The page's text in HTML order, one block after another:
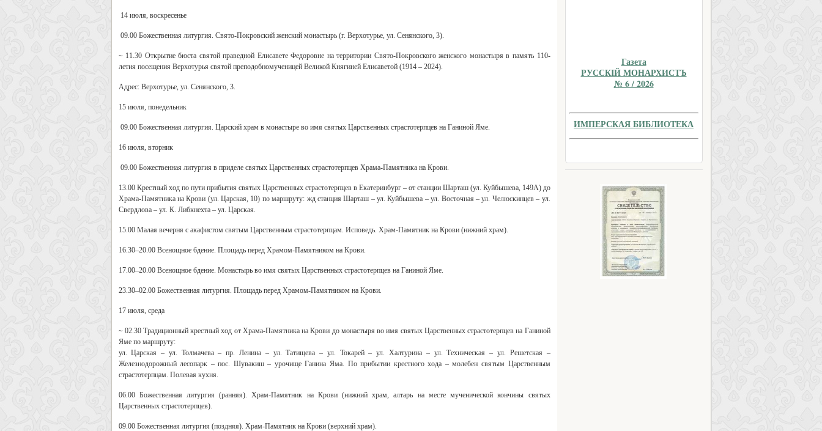
14 июля, воскресенье
09.00 Божественная литургия. Свято-Покровский женский монастырь (г. Верхотурье, ул. Сенянского, 3).
~ 11.30 Открытие бюста святой праведной Елисавете Федоровне на территории Свято-Покровского женского монастыря в память 110-
летия посещения Верхотурья святой преподобномученицей Великой Княгиней Елисаветой (1914 – 2024).
Адрес: Верхотурье, ул. Сенянского, 3.
15 июля, понедельник
09.00 Божественная литургия. Царский храм в монастыре во имя святых Царственных страстотерпцев на Ганиной Яме.
16 июля, вторник
09.00 Божественная литургия в приделе святых Царственных страстотерпцев Храма-Памятника на Крови.
13.00 Крестный ход по пути прибытия святых Царственных страстотерпцев в Екатеринбург – от станции Шарташ (ул. Куйбышева, 149А) до
Храма-Памятника на Крови (ул. Царская, 10) по маршруту: жд станция Шарташ – ул. Куйбышева – ул. Восточная – ул. Челюскинцев – ул.
Свердлова – ул. К. Либкнехта – ул. Царская.
15.00Малая вечерня с акафистом святым Царственным страстотерпцам. Исповедь. Храм-Памятник на Крови (нижний храм).
16.30–20.00Всенощное бдение. Площадь перед Храмом-Памятником на Крови.
17.00–20.00 Всенощное бдение. Монастырь во имя святых Царственных страстотерпцев на Ганиной Яме.
23.30–02.00 Божественная литургия. Площадь перед Храмом-Памятником на Крови.
17 июля, среда
~ 02.30Традиционный крестный ход от Храма-Памятника на Крови до монастыря во имя святых Царственных страстотерпцев на Ганиной
Яме по маршруту:
ул. Царская – ул. Толмачева – пр. Ленина – ул. Татищева – ул. Токарей – ул. Халтурина – ул. Техническая – ул. Решетская –
Железнодорожный лесопарк – пос. Шувакиш – урочище Ганина Яма. По прибытии крестного хода – молебен святым Царственным
страстотерпцам. Полевая кухня.
06.00 Божественная литургия (ранняя). Храм-Памятник на Крови (нижний храм, алтарь на месте мученической кончины святых
Царственных страстотерпцев).
09.00Божественная литургия (поздняя). Храм-Памятник на Крови (верхний храм).
Газета
РУССКIЙ МОНАРХИСТЪ
№ 6 / 2026
ИМПЕРСКАЯ БИБЛИОТЕКА
Свидетельство